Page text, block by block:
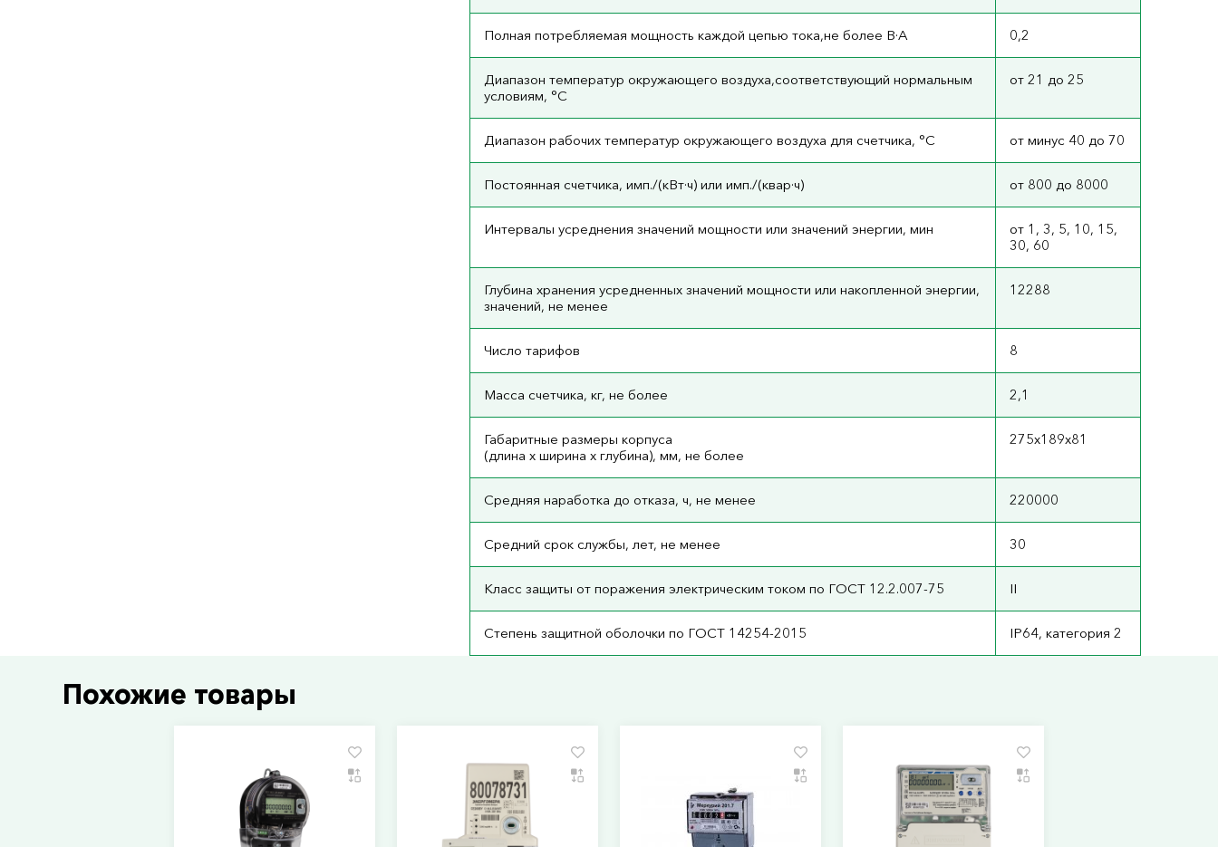
Полная потребляемая мощность каждой цепью тока,не более В·А 0,2
Диапазон температур окружающего воздуха,соответствующий нормальным
условиям, °С
от 21 до 25
Диапазон рабочих температур окружающего воздуха для счетчика, °С от минус 40 до 70
Постоянная счетчика, имп./(кВт·ч) или имп./(квар·ч) от 800 до 8000
Интервалы усреднения значений мощности или значений энергии, мин
от 1, 3, 5, 10, 15,
30, 60
Глубина хранения усредненных значений мощности или накопленной энергии,
значений, не менее
12288
Число тарифов 8
Масса счетчика, кг, не более 2,1
Габаритные размеры корпуса
(длина х ширина х глубина), мм, не более
275х189х81
Средняя наработка до отказа, ч, не менее 220000
Средний срок службы, лет, не менее 30
Класс защиты от поражения электрическим током по ГОСТ 12.2.007-75 II
Степень защитной оболочки по ГОСТ 14254-2015 IP64, категория 2
Похожие товары